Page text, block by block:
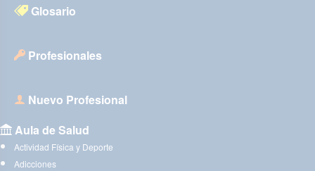
Glosario
Profesionales
Nuevo Profesional
Aula de Salud
Actividad Física y Deporte
Adicciones